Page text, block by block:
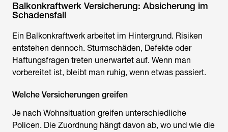
Balkonkraftwerk Versicherung: Absicherung im
Schadensfall
Ein Balkonkraftwerk arbeitet im Hintergrund. Risiken
entstehen dennoch. Sturmschäden, Defekte oder
Haftungsfragen treten unerwartet auf. Wenn man
vorbereitet ist, bleibt man ruhig, wenn etwas passiert.
Welche Versicherungen greifen
Je nach Wohnsituation greifen unterschiedliche
Policen. Die Zuordnung hängt davon ab, wo und wie die